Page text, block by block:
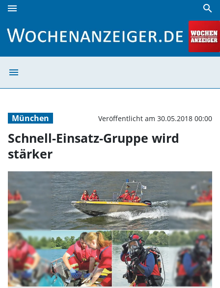
menu search
menu
München Veröffentlicht am 30.05.2018 00:00
Schnell-Einsatz-Gruppe wird
stärker